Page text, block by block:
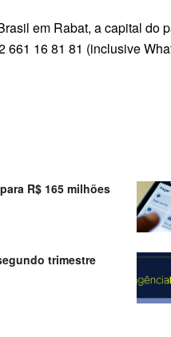
em Rabat, a capital
16 81 81 (inclusive
R$ 165 milhões
trimestre